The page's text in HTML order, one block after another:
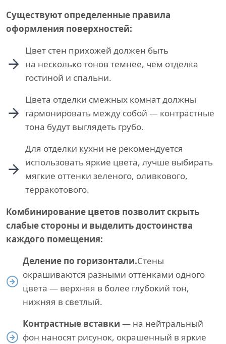
Существуют определенные правила
оформления поверхностей:
Цвет стен прихожей должен быть
на несколько тонов темнее, чем отделка
гостиной и спальни.
Цвета отделки смежных комнат должны
гармонировать между собой — контрастные
тона будут выглядеть грубо.
Для отделки кухни не рекомендуется
использовать яркие цвета, лучше выбирать
мягкие оттенки зеленого, оливкового,
терракотового.
Комбинирование цветов позволит скрыть
слабые стороны и выделить достоинства
каждого помещения:
Деление по горизонтали.Стены
окрашиваются разными оттенками одного
цвета — верхняя в более глубокий тон,
нижняя в светлый.
Контрастные вставки — на нейтральный
фон наносят рисунок, окрашенный в яркие